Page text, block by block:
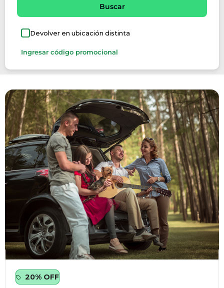
Buscar
Devolver en ubicación distinta
Ingresar código promocional
20% OFF